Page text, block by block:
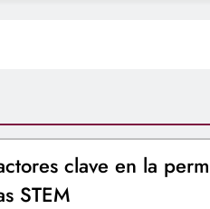
clave en la
STEM